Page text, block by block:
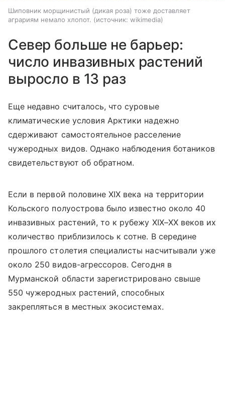
Шиповник морщинистый (дикая роза) тоже доставляет
аграриям немало хлопот.
источник: wikimedia
Север больше не барьер:
число инвазивных растений
выросло в 13 раз
Еще недавно считалось, что суровые
климатические условия Арктики надежно
сдерживают самостоятельное расселение
чужеродных видов. Однако наблюдения ботаников
свидетельствуют об обратном.
Если в первой половине XIX века на территории
Кольского полуострова было известно около 40
инвазивных растений, то к рубежу XIX–XX веков их
количество приблизилось к сотне. В середине
прошлого столетия специалисты насчитывали уже
около 250 видов-агрессоров. Сегодня в
Мурманской области зарегистрировано свыше
550 чужеродных растений, способных
закрепляться в местных экосистемах.